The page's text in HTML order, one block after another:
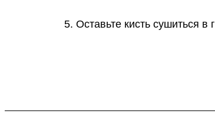
Оставьте кисть сушиться